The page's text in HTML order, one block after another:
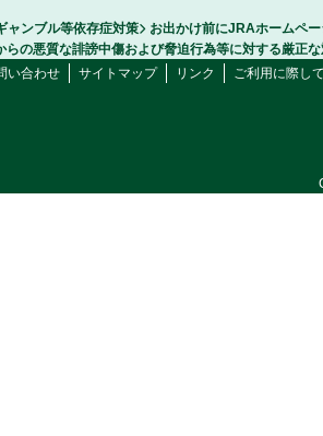
ャンブル等依存症対策
お出かけ前にJRAホームペ
らの悪質な誹謗中傷および脅迫行為等に対する厳正
い合わせ
サイトマップ リンク ご利用に際し